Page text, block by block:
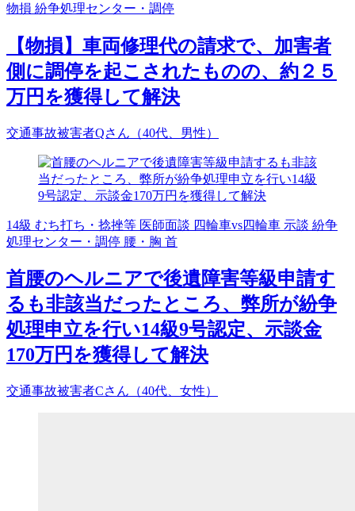
物損 紛争処理センター・調停
【物損】車両修理代の請求で、加害者
側に調停を起こされたものの、約２５
万円を獲得して解決
交通事故被害者Qさん（40代、男性）
14級 むち打ち・捻挫等 医師面談 四輪車vs四輪車 示談 紛争
処理センター・調停 腰・胸 首
首腰のヘルニアで後遺障害等級申請す
るも非該当だったところ、弊所が紛争
処理申立を行い14級9号認定、示談金
170万円を獲得して解決
交通事故被害者Cさん（40代、女性）